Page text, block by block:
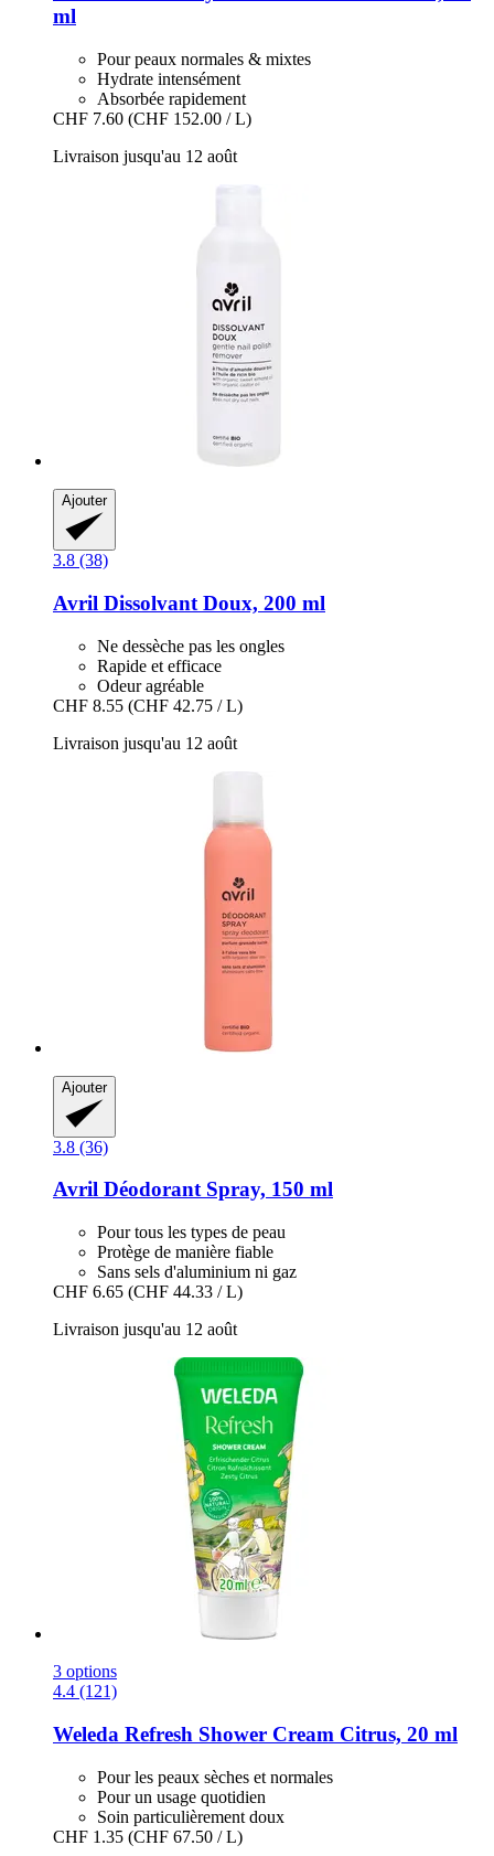
ml
Pour peaux normales & mixtes
Hydrate intensément
Absorbée rapidement
CHF 7.60 (CHF 152.00 / L)
Livraison jusqu'au 12 août
Ajouter
3.8 (38)
Avril Dissolvant Doux, 200 ml
Ne dessèche pas les ongles
Rapide et efficace
Odeur agréable
CHF 8.55 (CHF 42.75 / L)
Livraison jusqu'au 12 août
Ajouter
3.8 (36)
Avril Déodorant Spray, 150 ml
Pour tous les types de peau
Protège de manière fiable
Sans sels d'aluminium ni gaz
CHF 6.65 (CHF 44.33 / L)
Livraison jusqu'au 12 août
3 options
4.4 (121)
Weleda Refresh Shower Cream Citrus, 20 ml
Pour les peaux sèches et normales
Pour un usage quotidien
Soin particulièrement doux
CHF 1.35 (CHF 67.50 / L)